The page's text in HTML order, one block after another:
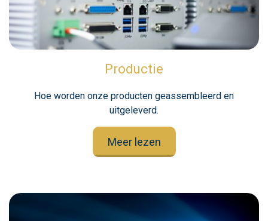
Productie
Hoe worden onze producten geassembleerd en
uitgeleverd.
Meer lezen